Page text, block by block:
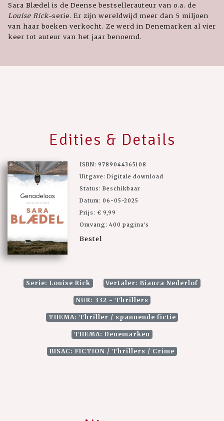
Sara Blædel is de Deense bestsellerauteur van o.a. de
Louise Rick-serie. Er zijn wereldwijd meer dan 5 miljoen
van haar boeken verkocht. Ze werd in Denemarken al vier
keer tot auteur van het jaar benoemd.
Edities & Details
ISBN: 9789044365108
Uitgave: Digitale download
Status: Beschikbaar
Datum: 06-05-2025
Prijs: € 9,99
Omvang: 400 pagina's
Bestel
Serie: Louise Rick Vertaler: Bianca Nederlof
NUR: 332 - Thrillers
THEMA: Thriller / spannende fictie
THEMA: Denemarken
BISAC: FICTION / Thrillers / Crime